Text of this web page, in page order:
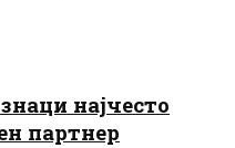
најчесто
партнер